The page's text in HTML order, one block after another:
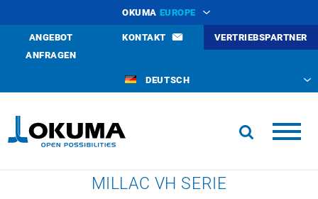
OKUMA EUROPE
ANGEBOT
ANFRAGEN
KONTAKT VERTRIEBSPARTNER
DEUTSCH
MILLAC VH SERIE